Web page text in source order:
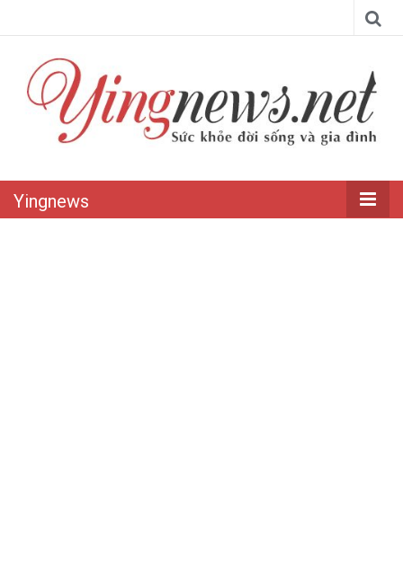
Yingnews